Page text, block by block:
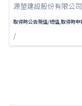
源堃建設股份有限公司
/